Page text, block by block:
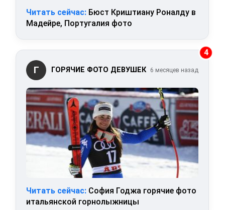
Читать сейчас: Бюст Криштиану Роналду в
Мадейре, Португалия фото
4
Г ГОРЯЧИЕ ФОТО ДЕВУШЕК 6 месяцев назад
Читать сейчас: София Годжа горячие фото
итальянской горнолыжницы